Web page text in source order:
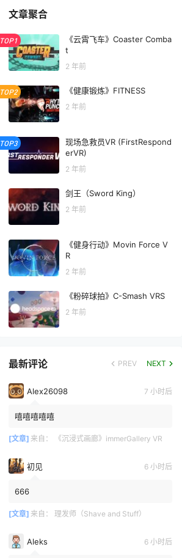
文章聚合
TOP1
《云霄飞车》Coaster Comba
t
2 年前
TOP2 《健康锻炼》FITNESS
2 年前
TOP3
现场急救员VR (FirstRespond
erVR)
2 年前
剑王（Sword King）
2 年前
《健身行动》Movin Force V
R
2 年前
《粉碎球拍》C-Smash VRS
2 年前
最新评论 PREV NEXT
Alex26098 7 小时后
嘻嘻嘻嘻嘻
[文章] 来自： 《沉浸式画廊》immerGallery VR
初见 6 小时后
666
[文章] 来自： 理发师（Shave and Stuff）
Aleks 6 小时后